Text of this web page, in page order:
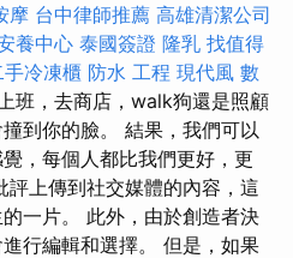
摩 台中律師推薦 高雄清潔公司
養中心 泰國簽證 隆乳 找值得
手冷凍櫃 防水 工程 現代風 數
班，去商店，walk狗還是照顧
到你的臉。 結果，我們可以
，每個人都比我們更好，更
上傳到社交媒體的內容，這
一片。 此外，由於創造者決
行編輯和選擇。 但是，如果